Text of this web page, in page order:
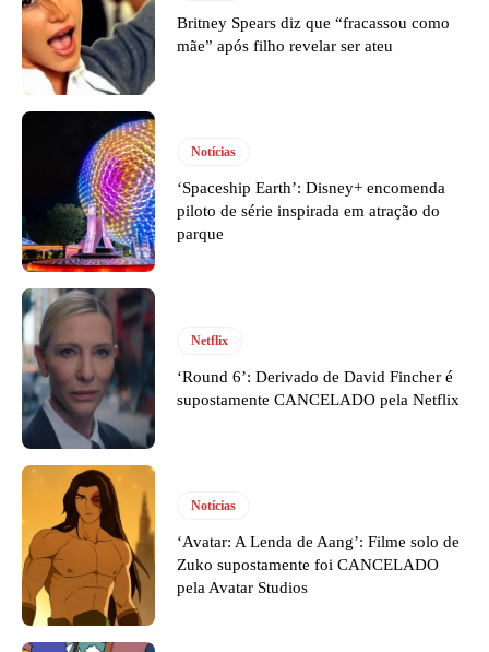
Britney Spears diz que “fracassou como
mãe” após filho revelar ser ateu
Notícias
‘Spaceship Earth’: Disney+ encomenda
piloto de série inspirada em atração do
parque
Netflix
‘Round 6’: Derivado de David Fincher é
supostamente CANCELADO pela Netflix
Notícias
‘Avatar: A Lenda de Aang’: Filme solo de
Zuko supostamente foi CANCELADO
pela Avatar Studios